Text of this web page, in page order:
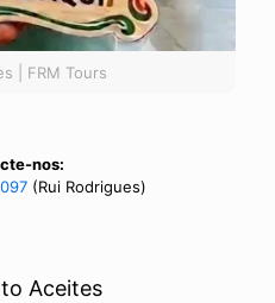
| FRM Tours
nos:
(Rui Rodrigues)
Aceites